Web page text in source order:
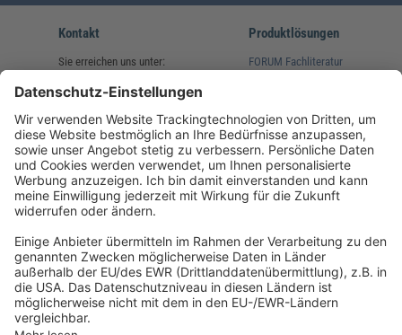
Kontakt
Sie erreichen uns unter:
(08233) 38 11 23
service@forum-verlag.com
Mo-Do 07:30 - 17:00 Uhr
Fr 07:30 - 15:00 Uhr
Produktlösungen
FORUM Fachliteratur
Folgen Sie uns
Impressum